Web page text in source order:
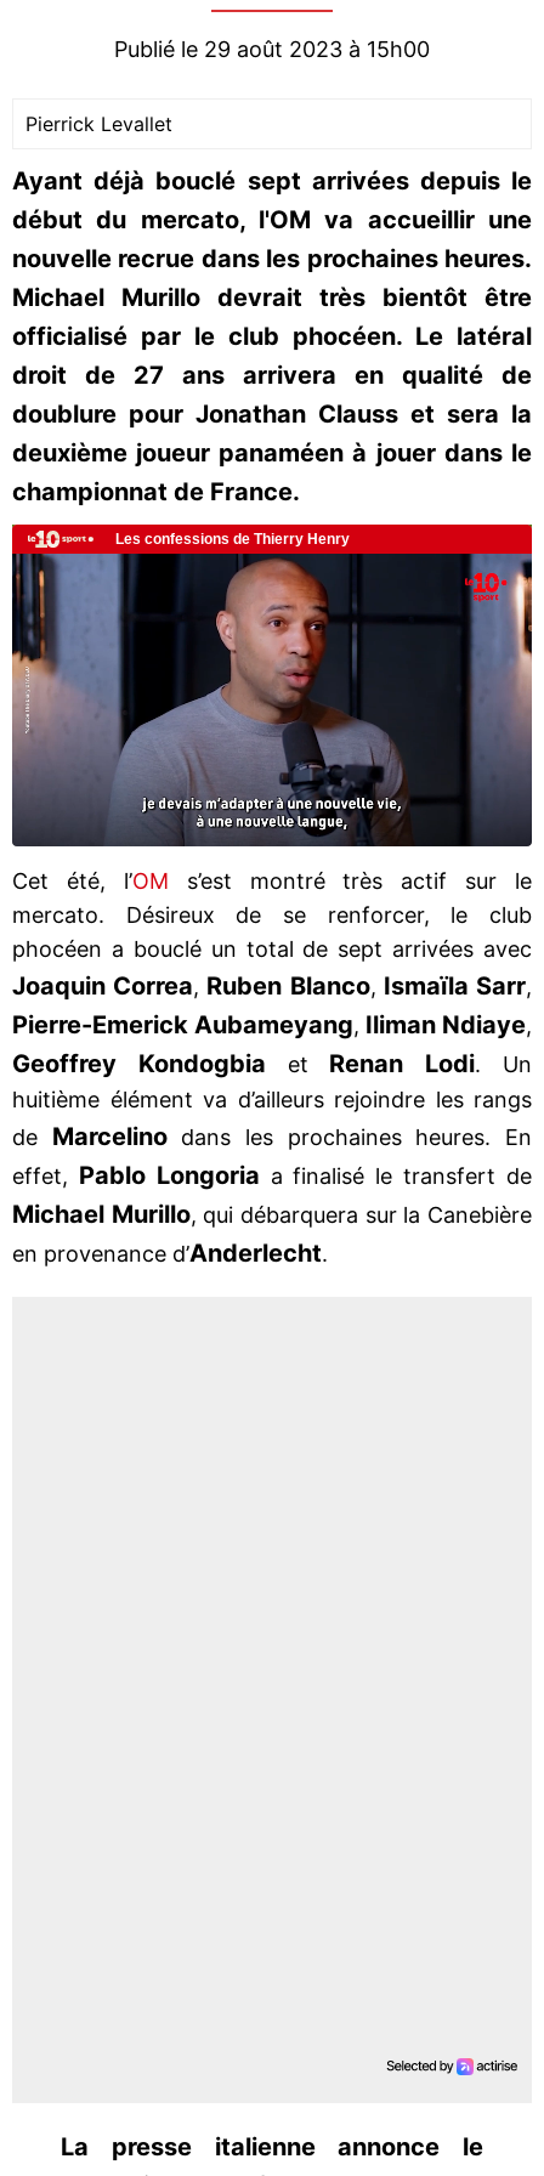
Publié le 29 août 2023 à 15h00
Pierrick Levallet
Ayant déjà bouclé sept arrivées depuis le
début du mercato, l'OM va accueillir une
nouvelle recrue dans les prochaines heures.
Michael Murillo devrait très bientôt être
officialisé par le club phocéen. Le latéral
droit de 27 ans arrivera en qualité de
doublure pour Jonathan Clauss et sera la
deuxième joueur panaméen à jouer dans le
championnat de France.
Cet été, l’OM s’est montré très actif sur le
mercato. Désireux de se renforcer, le club
phocéen a bouclé un total de sept arrivées avec
Joaquin Correa, Ruben Blanco, Ismaïla Sarr,
Pierre-Emerick Aubameyang, Iliman Ndiaye,
Geoffrey Kondogbia et Renan Lodi. Un
huitième élément va d’ailleurs rejoindre les rangs
de Marcelinodans les prochaines heures. En
effet, Pablo Longoria a finalisé le transfert de
Michael Murillo, qui débarquera sur la Canebière
en provenance d’Anderlecht.
La presse italienne annonce le